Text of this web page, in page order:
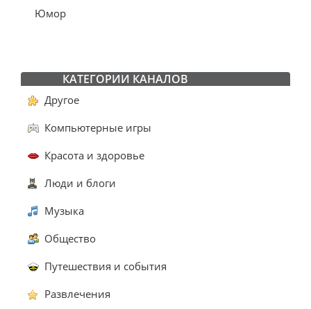
Юмор
КАТЕГОРИИ КАНАЛОВ
Другое
Компьютерные игры
Красота и здоровье
Люди и блоги
Музыка
Общество
Путешествия и события
Развлечения